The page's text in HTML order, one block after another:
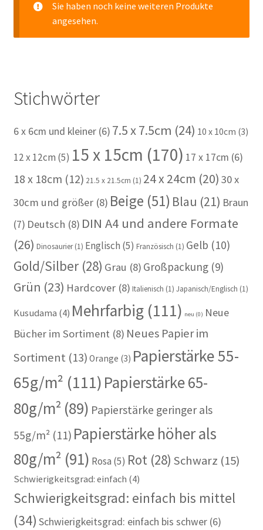
Sie haben noch keine weiteren Produkte
angesehen.
Stichwörter
6 x 6cm und kleiner(6) 7.5 x 7.5cm (24) 10 x 10cm (3)
12 x 12cm (5) 15 x 15cm (170) 17 x 17cm (6)
18 x 18cm (12) 21.5 x 21.5cm (1) 24 x 24cm (20) 30 x
30cm und größer(8) Beige (51) Blau (21) Braun
(7) Deutsch (8) DIN A4 und andere Formate
(26) Dinosaurier(1) Englisch (5) Französisch (1) Gelb (10)
Gold/Silber(28) Grau (8) Großpackung(9)
Grün (23) Hardcover(8) Italienisch (1) Japanisch/Englisch (1)
Kusudama (4) Mehrfarbig(111) neu (0) Neue
Bücher im Sortiment (8) Neues Papier im
Sortiment(13) Orange (3) Papierstärke 55-
65g/m² (111) Papierstärke 65-
80g/m²(89) Papierstärke geringer als
55g/m²(11) Papierstärke höher als
80g/m² (91) Rosa (5) Rot(28) Schwarz (15)
Schwierigkeitsgrad: einfach (4)
Schwierigkeitsgrad: einfach bis mittel
(34) Schwierigkeitsgrad: einfach bis schwer(6)